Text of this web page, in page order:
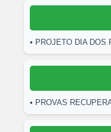
• PROJETO DIA DOS
• PROVAS